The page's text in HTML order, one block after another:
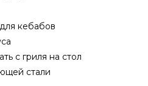
кебабов
с гриля на стол
стали